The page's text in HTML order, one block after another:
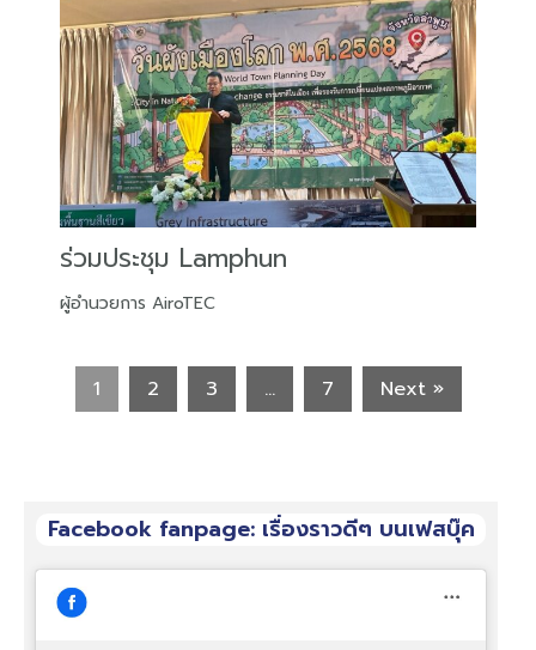
ร่วมประชุม Lamphun
ผู้อำนวยการ AiroTEC
1 2 3 … 7 Next »
Facebook fanpage: เรื่องราวดีๆ บนเฟสบุ๊ค